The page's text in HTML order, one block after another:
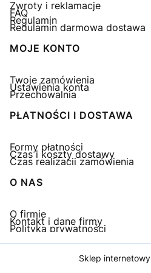
Zwroty i reklamacje
FAQ
Regulamin
Regulamin darmowa dostawa
MOJE KONTO
Twoje zamówienia
Ustawienia konta
Przechowalnia
PŁATNOŚCI I DOSTAWA
Formy płatności
Czas i koszty dostawy
Czas realizacji zamówienia
O NAS
O firmie
Kontakt i dane firmy
Polityka prywatności
Sklep internetowy